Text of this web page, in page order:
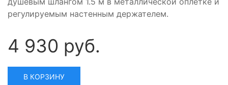
регулируемым настенным держателем.
4 930 руб.
В КОРЗИНУ